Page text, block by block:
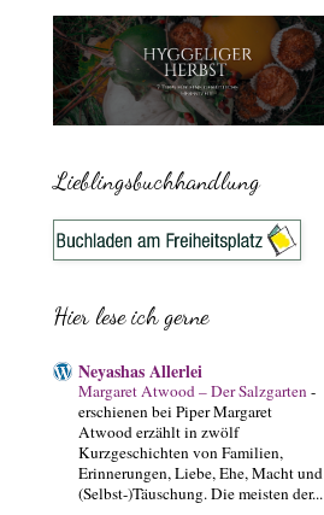
Lieblingsbuchhandlung
Hier lese ich gerne
Neyashas Allerlei
Margaret Atwood – Der Salzgarten-
erschienen bei Piper Margaret
Atwood erzählt in zwölf
Kurzgeschichten von Familien,
Erinnerungen, Liebe, Ehe, Macht und
(Selbst-)Täuschung. Die meisten der...